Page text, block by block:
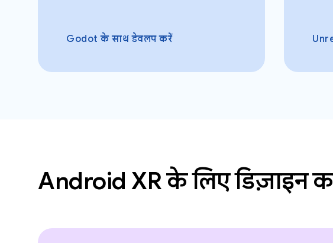
Godot के साथ डेवलप करें
Android XR के लिए डिज़ाइन